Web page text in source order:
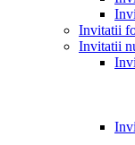
Invitatii
Invitatii